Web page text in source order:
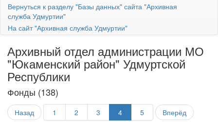
Вернуться к разделу "Базы данных" сайта "Архивная
служба Удмуртии"
На сайт "Архивная служба Удмуртии"
Архивный отдел администрации МО
"Юкаменский район" Удмуртской
Республики
Фонды (138)
Назад 1 2 3 4 5 Вперёд